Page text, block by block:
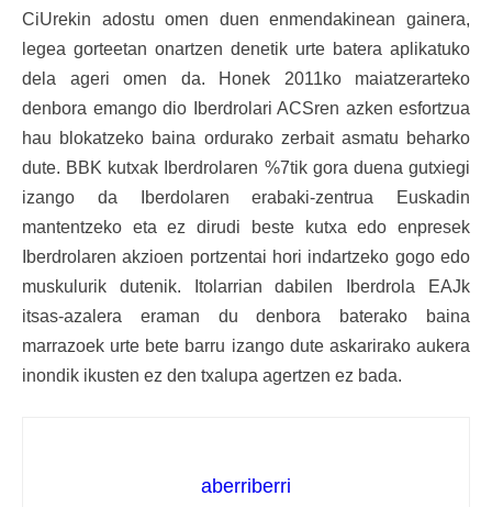
CiUrekin adostu omen duen enmendakinean gainera,
legea gorteetan onartzen denetik urte batera aplikatuko
dela ageri omen da. Honek 2011ko maiatzerarteko
denbora emango dio Iberdrolari ACSren azken esfortzua
hau blokatzeko baina ordurako zerbait asmatu beharko
dute. BBK kutxak Iberdrolaren %7tik gora duena gutxiegi
izango da Iberdolaren erabaki-zentrua Euskadin
mantentzeko eta ez dirudi beste kutxa edo enpresek
Iberdrolaren akzioen portzentai hori indartzeko gogo edo
muskulurik dutenik. Itolarrian dabilen Iberdrola EAJk
itsas-azalera eraman du denbora baterako baina
marrazoek urte bete barru izango dute askarirako aukera
inondik ikusten ez den txalupa agertzen ez bada.
aberriberri